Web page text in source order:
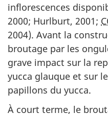
inflorescences
2000; Hurlburt, 2001;
2004). Avant la
broutage par les
grave impact sur la
yucca glauque et sur
papillons du yucca.
À court terme, le